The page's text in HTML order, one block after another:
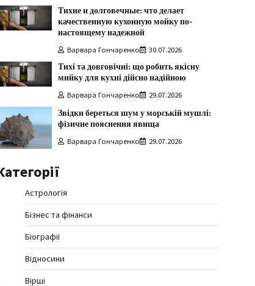
Тихие и долговечные: что делает
качественную кухонную мойку по-
настоящему надежной
Варвара Гончаренко 30.07.2026
Тихі та довговічні: що робить якісну
мийку для кухні дійсно надійною
Варвара Гончаренко 29.07.2026
Звідки береться шум у морській мушлі:
фізичне пояснення явища
Варвара Гончаренко 29.07.2026
Астрологія
Бізнес та фінанси
Біографії
Відносини
Вірші